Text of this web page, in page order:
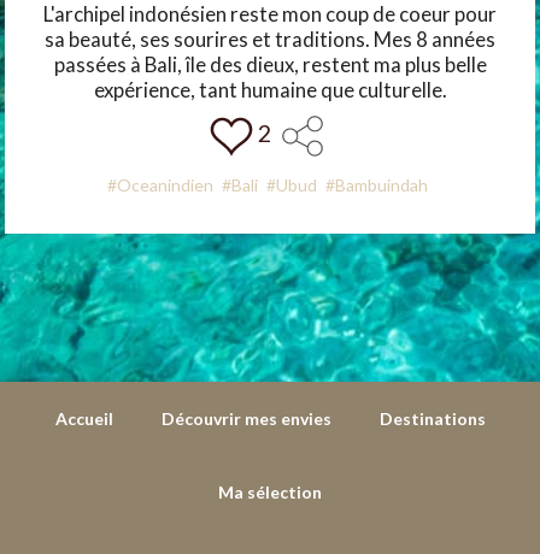
L'archipel indonésien reste mon coup de coeur pour
sa beauté, ses sourires et traditions. Mes 8 années
passées à Bali, île des dieux, restent ma plus belle
expérience, tant humaine que culturelle.
2
#Oceanindien #Bali #Ubud #Bambuindah
Accueil Découvrir mes envies Destinations
Ma sélection